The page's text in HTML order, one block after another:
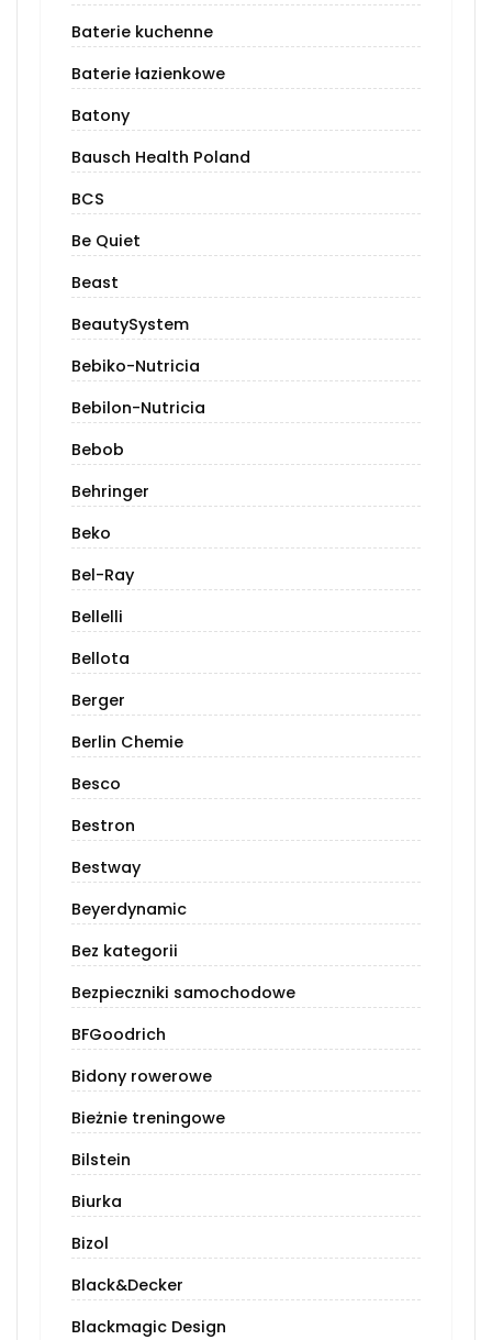
Baterie kuchenne
Baterie łazienkowe
Batony
Bausch Health Poland
BCS
Be Quiet
Beast
BeautySystem
Bebiko-Nutricia
Bebilon-Nutricia
Bebob
Behringer
Beko
Bel-Ray
Bellelli
Bellota
Berger
Berlin Chemie
Besco
Bestron
Bestway
Beyerdynamic
Bez kategorii
Bezpieczniki samochodowe
BFGoodrich
Bidony rowerowe
Bieżnie treningowe
Bilstein
Biurka
Bizol
Black&Decker
Blackmagic Design